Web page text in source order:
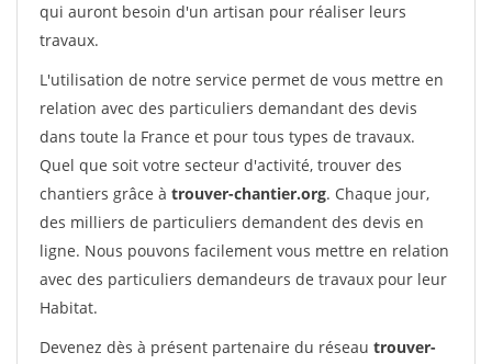
qui auront besoin d'un artisan pour réaliser leurs
travaux.
L'utilisation de notre service permet de vous mettre en
relation avec des particuliers demandant des devis
dans toute la France et pour tous types de travaux.
Quel que soit votre secteur d'activité, trouver des
chantiers grâce à trouver-chantier.org. Chaque jour,
des milliers de particuliers demandent des devis en
ligne. Nous pouvons facilement vous mettre en relation
avec des particuliers demandeurs de travaux pour leur
Habitat.
Devenez dès à présent partenaire du réseau trouver-